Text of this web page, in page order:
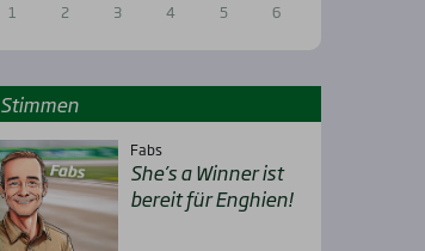
1 2 3 4 5 6
Fabs
She’s a Win­ner ist
bereit für Eng­hien!